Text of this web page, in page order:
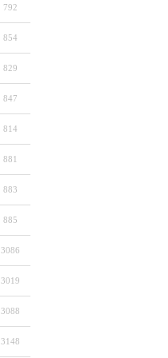
792
854
829
847
814
881
883
885
3086
3019
3088
3148